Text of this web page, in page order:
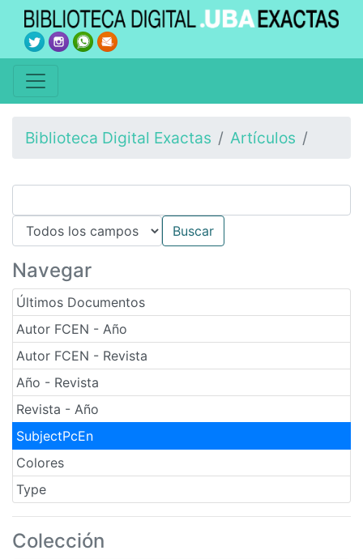
Biblioteca Digital Exactas Artículos
Navegar
Últimos Documentos
Autor FCEN - Año
Autor FCEN - Revista
Año - Revista
Revista - Año
SubjectPcEn
Colores
Type
Colección